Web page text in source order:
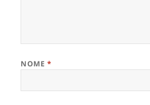
NOME *